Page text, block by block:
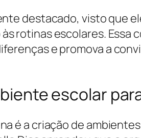
destacado, visto que
rotinas escolares. Essa
e promova a
escolar
é a criação de